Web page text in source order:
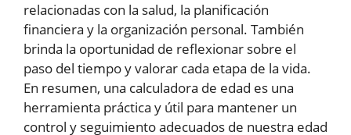
relacionadas con la salud, la planificación
financiera y la organización personal. También
brinda la oportunidad de reflexionar sobre el
paso del tiempo y valorar cada etapa de la vida.
En resumen, una calculadora de edad es una
herramienta práctica y útil para mantener un
control y seguimiento adecuados de nuestra edad